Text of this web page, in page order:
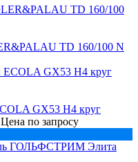
TD 160/100 N
GX53 H4 круг
Цена по запросу